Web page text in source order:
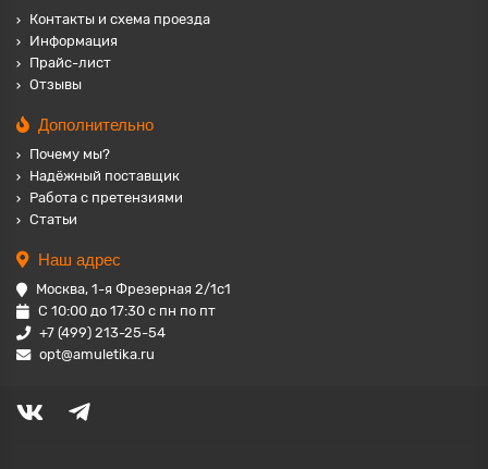
Контакты и схема проезда
Информация
Прайс-лист
Отзывы
Дополнительно
Почему мы?
Надёжный поставщик
Работа с претензиями
Статьи
Наш адрес
Москва, 1-я Фрезерная 2/1с1
С 10:00 до 17:30 с пн по пт
+7 (499) 213-25-54
opt@amuletika.ru